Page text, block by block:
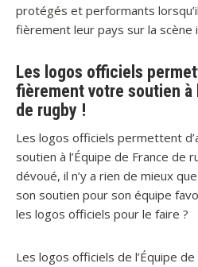
protégés et performants
fièrement leur pays sur la scène
Les logos officiels
fièrement votre soutien à
de rugby !
Les logos officiels permettent
soutien à l’Équipe de France de
dévoué, il n’y a rien de mieux
son soutien pour son équipe
les logos officiels pour le faire ?
Les logos officiels de l’Équipe